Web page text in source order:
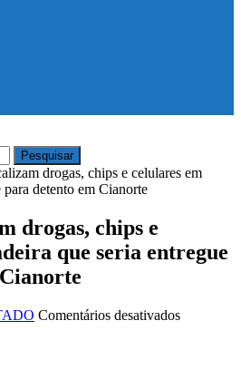
drogas, chips e celulares em
para detento em Cianorte
drogas, chips e
que seria entregue
Comentários desativadosem